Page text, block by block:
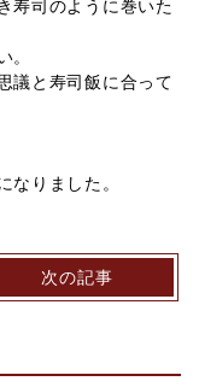
寿司のように巻いた
。
議と寿司飯に合って
なりました。
次の記事